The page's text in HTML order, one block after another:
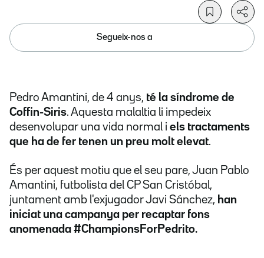
Segueix-nos a
Pedro Amantini, de 4 anys, té la síndrome de
Coffin-Siris. Aquesta malaltia li impedeix
desenvolupar una vida normal i els tractaments
que ha de fer tenen un preu molt elevat.
És per aquest motiu que el seu pare, Juan Pablo
Amantini, futbolista del CP San Cristóbal,
juntament amb l'exjugador Javi Sánchez, han
iniciat una campanya per recaptar fons
anomenada #ChampionsForPedrito.